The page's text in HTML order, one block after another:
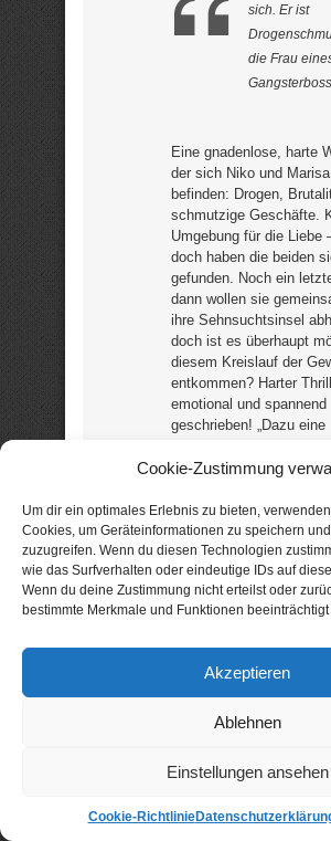
Cookie-Zustimmung
Um dir ein optimales Erlebnis zu bieten,
Cookies, um Geräteinformationen zu speichern
zuzugreifen. Wenn du diesen Technologien
wie das Surfverhalten oder eindeutige IDs auf
Wenn du deine Zustimmung nicht erteilst oder
bestimmte Merkmale und Funktionen
Akzeptieren
Ablehnen
Einstellungen ansehen
Cookie-Richtlinie
sich. Er ist
die Frau
Eine gnadenlose, harte
der sich Niko und Marisa
befinden: Drogen,
schmutzige Geschäfte.
Umgebung für die Liebe
doch haben die beiden
gefunden. Noch ein
dann wollen sie
ihre Sehnsuchtsinsel
doch ist es überhaupt
diesem Kreislauf der
entkommen? Harter
emotional und spannend
geschrieben! „Dazu eine
Herz zerreißt …“ (Leser)
Seiten) (ab 16) –noch
Aktion: nur 99 Cent
Ausgeliefert –
tödliche
Rollenspiele
Fernab von